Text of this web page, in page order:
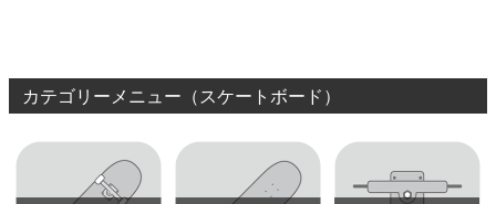
カテゴリーメニュー（スケートボード）